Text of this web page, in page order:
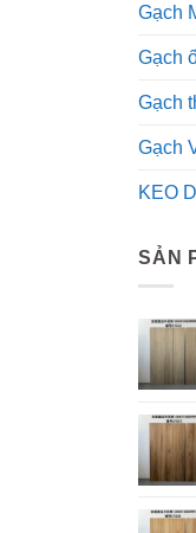
Gạch
Gạch
Gạch
Gạch
KEO
SẢN